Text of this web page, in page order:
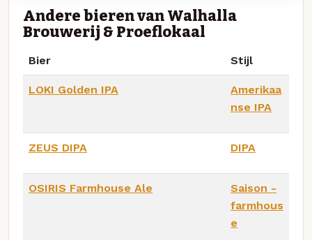
Andere bieren van Walhalla
Brouwerij & Proeflokaal
Bier Stijl
LOKI Golden IPA
Amerikaa
nse IPA
ZEUS DIPA DIPA
OSIRIS Farmhouse Ale
Saison -
farmhous
e